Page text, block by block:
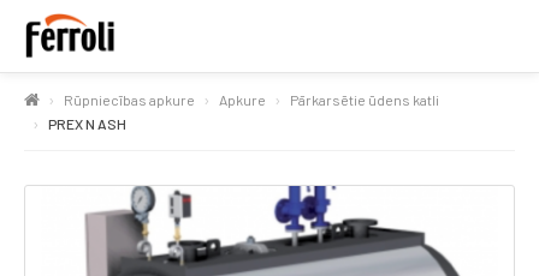
Rūpniecības apkure Apkure
Pārkarsētie ūdens katli
PREX N ASH